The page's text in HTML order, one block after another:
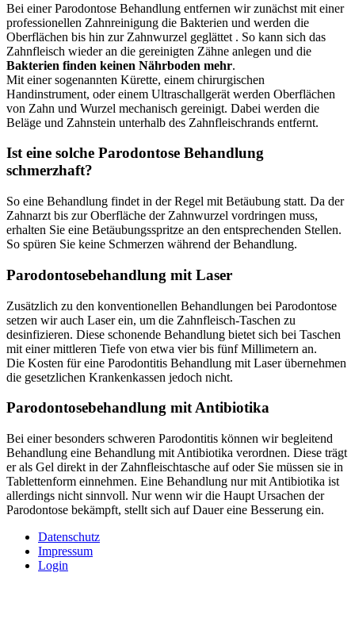
Bei einer Parodontose Behandlung entfernen wir zunächst mit einer
professionellen Zahnreinigung die Bakterien und werden die
Oberflächen bis hin zur Zahnwurzel geglättet . So kann sich das
Zahnfleisch wieder an die gereinigten Zähne anlegen und die
Bakterien finden keinen Nährboden mehr.
Mit einer sogenannten Kürette, einem chirurgischen
Handinstrument, oder einem Ultraschallgerät werden Oberflächen
von Zahn und Wurzel mechanisch gereinigt. Dabei werden die
Beläge und Zahnstein unterhalb des Zahnfleischrands entfernt.
Ist eine solche Parodontose Behandlung
schmerzhaft?
So eine Behandlung findet in der Regel mit Betäubung statt. Da der
Zahnarzt bis zur Oberfläche der Zahnwurzel vordringen muss,
erhalten Sie eine Betäubungsspritze an den entsprechenden Stellen.
So spüren Sie keine Schmerzen während der Behandlung.
Parodontosebehandlung mit Laser
Zusätzlich zu den konventionellen Behandlungen bei Parodontose
setzen wir auch Laser ein, um die Zahnfleisch-Taschen zu
desinfizieren. Diese schonende Behandlung bietet sich bei Taschen
mit einer mittleren Tiefe von etwa vier bis fünf Millimetern an.
Die Kosten für eine Parodontitis Behandlung mit Laser übernehmen
die gesetzlichen Krankenkassen jedoch nicht.
Parodontosebehandlung mit Antibiotika
Bei einer besonders schweren Parodontitis können wir begleitend
Behandlung eine Behandlung mit Antibiotika verordnen. Diese trägt
er als Gel direkt in der Zahnfleischtasche auf oder Sie müssen sie in
Tablettenform einnehmen. Eine Behandlung nur mit Antibiotika ist
allerdings nicht sinnvoll. Nur wenn wir die Haupt Ursachen der
Parodontose bekämpft, stellt sich auf Dauer eine Besserung ein.
Datenschutz
Impressum
Login